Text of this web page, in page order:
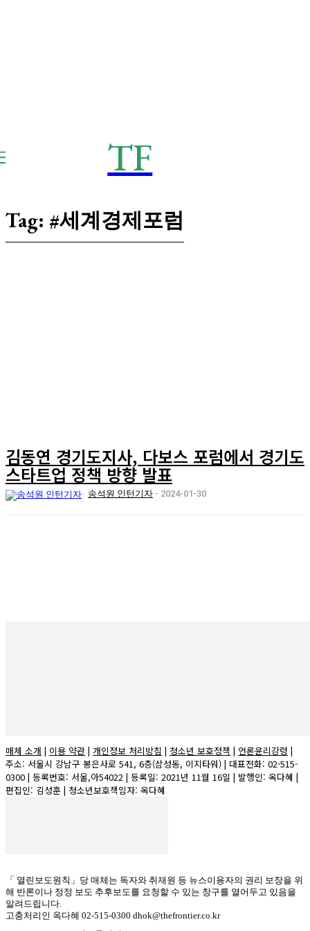
TF
Tag: #세계경제포럼
김동연 경기도지사, 다보스 포럼에서 경기도
스타트업 정책 방향 발표
송석원 인턴기자 - 2024-01-30
매체 소개 | 이용 약관 | 개인정보 처리방침 | 청소년 보호정책 | 언론윤리강령 |
주소: 서울시 강남구 봉은사로 541, 6층(삼성동, 이지타워) | 대표전화: 02-515-
0300 | 등록번호: 서울,아54022 | 등록일: 2021년 11월 16일 | 발행인: 옥다혜 |
편집인: 김성훈 | 청소년보호책임자: 옥다혜
「 열린보도원칙」당 매체는 독자와 취재원 등 뉴스이용자의 권리 보장을 위
해 반론이나 정정 보도 추후보도를 요청할 수 있는 창구를 열어두고 있음을
알려드립니다.
고충처리인 옥다혜 02-515-0300 dhok@thefrontier.co.kr